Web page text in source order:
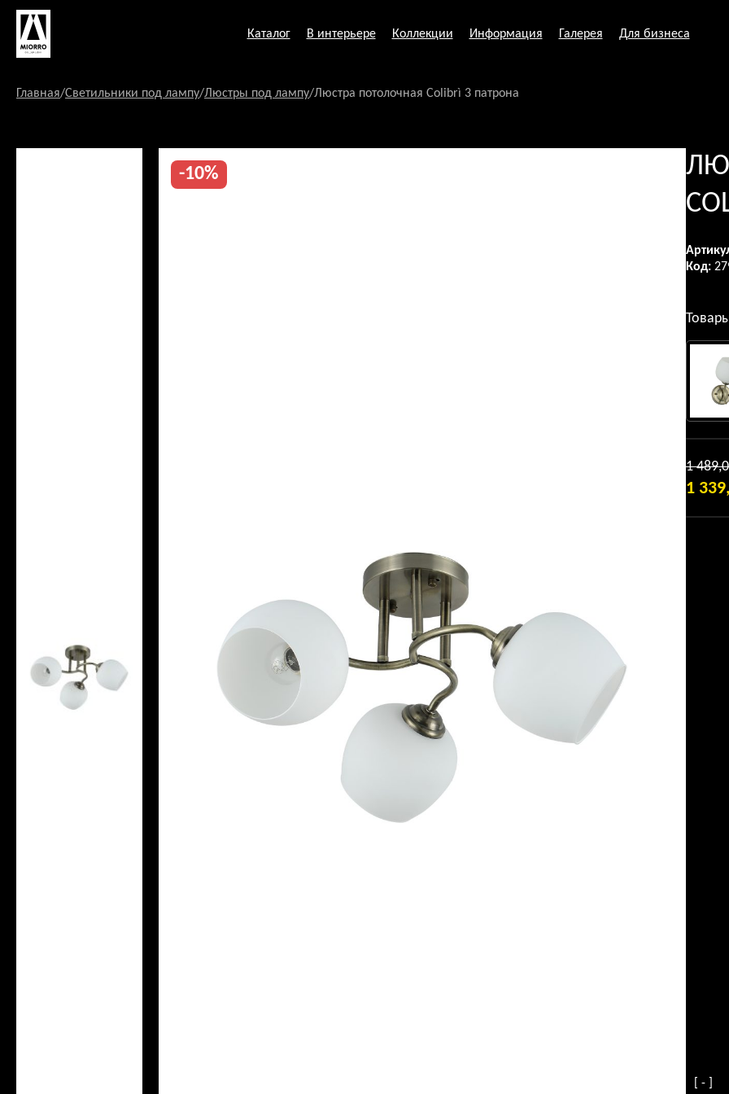
Перейти
содержанию
Каталог В интерьере Коллекции Информация Галерея Для бизнеса
Главная/Светильники под лампу/Люстры под лампу/Люстра потолочная Colibrì 3 патрона
-10%
Код:
1
1
[ - ]